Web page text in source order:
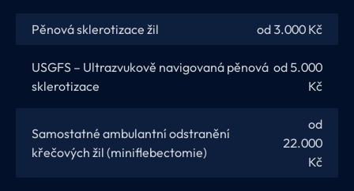
Pěnová sklerotizace žil od 3.000 Kč
USGFS – Ultrazvukově navigovaná pěnová
sklerotizace
od 5.000
Kč
Samostatné ambulantní odstranění
křečových žil (miniflebectomie)
od
22.000
Kč